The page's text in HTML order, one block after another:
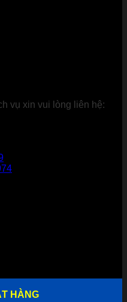
vụ xin vui lòng liên hệ:
HÀNG